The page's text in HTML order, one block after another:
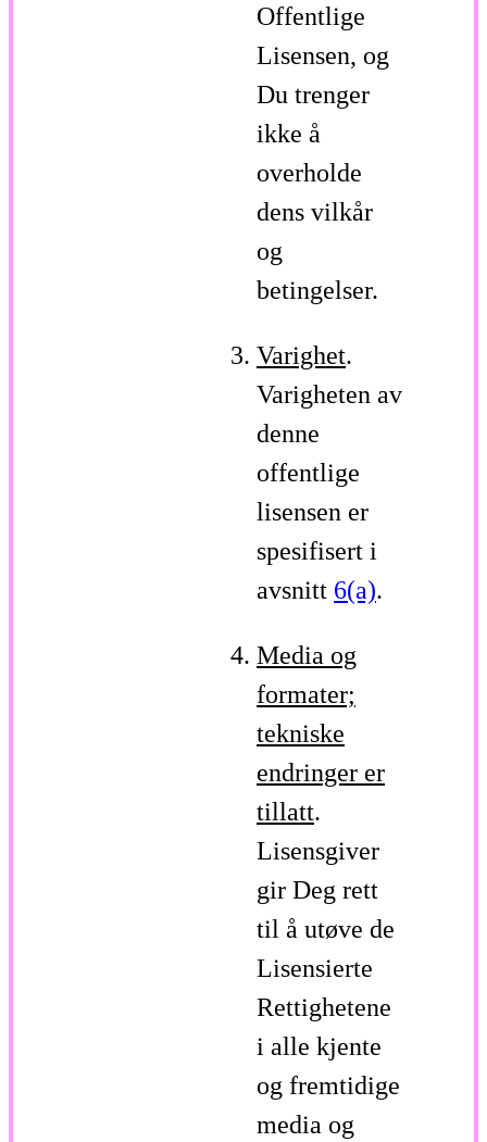
Offentlige
Lisensen, og
Du trenger
ikke å
overholde
dens vilkår
og
betingelser.
Varighet.
Varigheten av
denne
offentlige
lisensen er
spesifisert i
avsnitt 6(a).
Media og
formater;
tekniske
endringer er
tillatt.
Lisensgiver
gir Deg rett
til å utøve de
Lisensierte
Rettighetene
i alle kjente
og fremtidige
media og